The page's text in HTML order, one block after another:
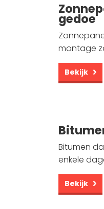
gedoe
montage
Bekijk
Bitumen
enkele
Bekijk